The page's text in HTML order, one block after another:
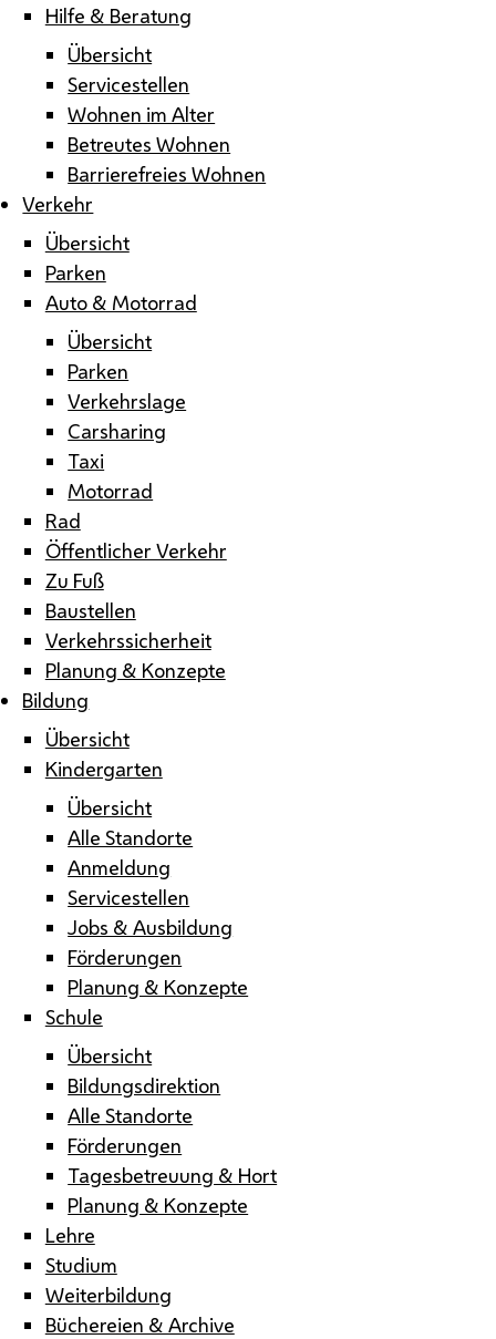
Hilfe & Beratung
Übersicht
Servicestellen
Wohnen im Alter
Betreutes Wohnen
Barrierefreies Wohnen
Verkehr
Übersicht
Parken
Auto & Motorrad
Übersicht
Parken
Verkehrslage
Carsharing
Taxi
Motorrad
Rad
Öffentlicher Verkehr
Zu Fuß
Baustellen
Verkehrssicherheit
Planung & Konzepte
Bildung
Übersicht
Kindergarten
Übersicht
Alle Standorte
Anmeldung
Servicestellen
Jobs & Ausbildung
Förderungen
Planung & Konzepte
Schule
Übersicht
Bildungsdirektion
Alle Standorte
Förderungen
Tagesbetreuung & Hort
Planung & Konzepte
Lehre
Studium
Weiterbildung
Büchereien & Archive